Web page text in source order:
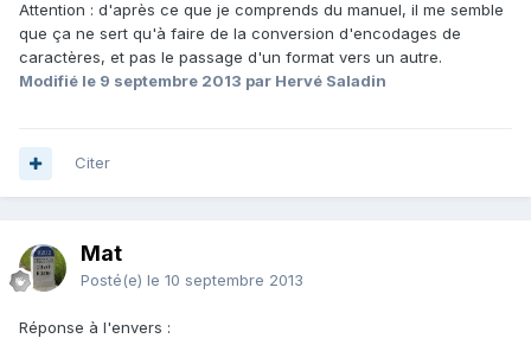
Attention : d'après ce que je comprends du manuel, il me semble
que ça ne sert qu'à faire de la conversion d'encodages de
caractères, et pas le passage d'un format vers un autre.
Modifié le 9 septembre 2013 par Hervé Saladin
Citer
Mat
Posté(e) le 10 septembre 2013
Réponse à l'envers :